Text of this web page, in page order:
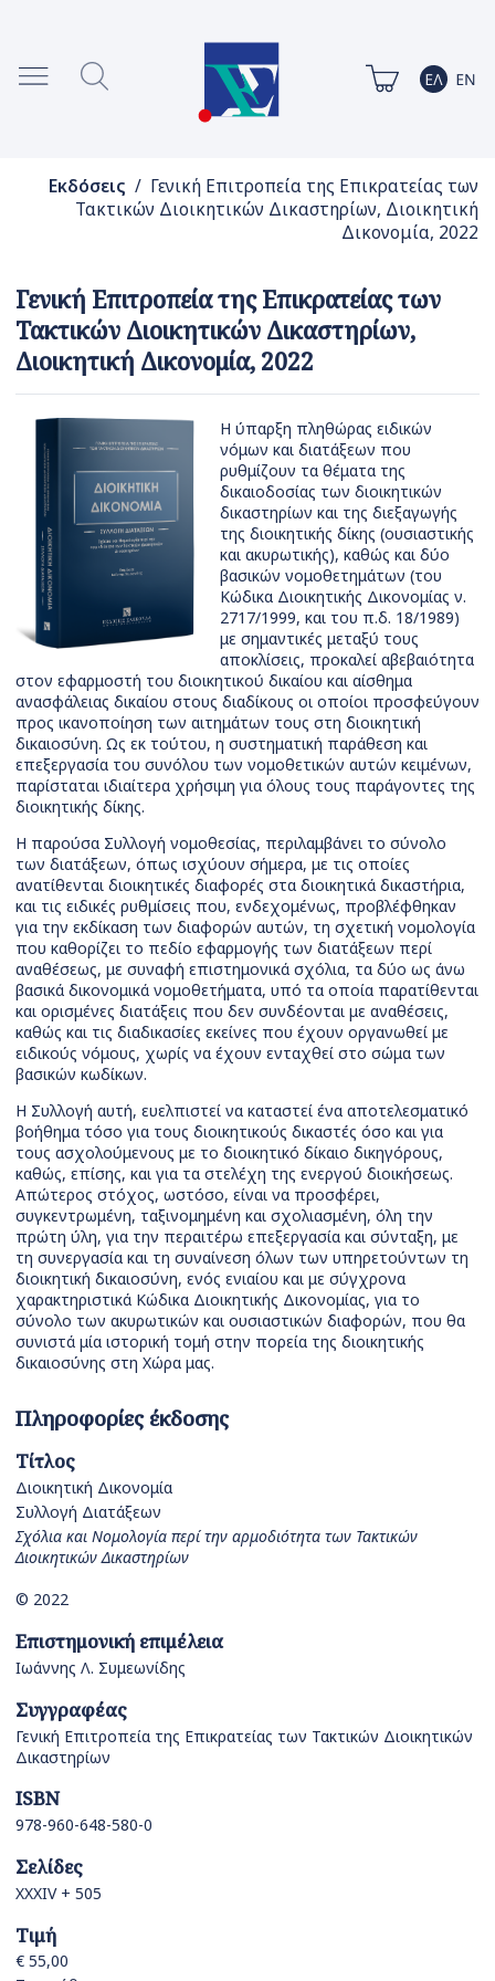
Εκδόσεις / Γενική Επιτροπεία της Επικρατείας των
Τακτικών Διοικητικών Δικαστηρίων, Διοικητική
Δικονομία, 2022
Γενική Επιτροπεία της Επικρατείας των
Τακτικών Διοικητικών Δικαστηρίων,
Διοικητική Δικονομία, 2022
Η ύπαρξη πληθώρας ειδικών
νόμων και διατάξεων που
ρυθμίζουν τα θέματα της
δικαιοδοσίας των διοικητικών
δικαστηρίων και της διεξαγωγής
της διοικητικής δίκης (ουσιαστικής
και ακυρωτικής), καθώς και δύο
βασικών νομοθετημάτων (του
Κώδικα Διοικητικής Δικονομίας ν.
2717/1999, και του π.δ. 18/1989)
με σημαντικές μεταξύ τους
αποκλίσεις, προκαλεί αβεβαιότητα
στον εφαρμοστή του διοικητικού δικαίου και αίσθημα
ανασφάλειας δικαίου στους διαδίκους οι οποίοι προσφεύγουν
προς ικανοποίηση των αιτημάτων τους στη διοικητική
δικαιοσύνη. Ως εκ τούτου, η συστηματική παράθεση και
επεξεργασία του συνόλου των νομοθετικών αυτών κειμένων,
παρίσταται ιδιαίτερα χρήσιμη για όλους τους παράγοντες της
διοικητικής δίκης.
Η παρούσα Συλλογή νομοθεσίας, περιλαμβάνει το σύνολο
των διατάξεων, όπως ισχύουν σήμερα, με τις οποίες
ανατίθενται διοικητικές διαφορές στα διοικητικά δικαστήρια,
και τις ειδικές ρυθμίσεις που, ενδεχομένως, προβλέφθηκαν
για την εκδίκαση των διαφορών αυτών, τη σχετική νομολογία
που καθορίζει το πεδίο εφαρμογής των διατάξεων περί
αναθέσεως, με συναφή επιστημονικά σχόλια, τα δύο ως άνω
βασικά δικονομικά νομοθετήματα, υπό τα οποία παρατίθενται
και ορισμένες διατάξεις που δεν συνδέονται με αναθέσεις,
καθώς και τις διαδικασίες εκείνες που έχουν οργανωθεί με
ειδικούς νόμους, χωρίς να έχουν ενταχθεί στο σώμα των
βασικών κωδίκων.
Η Συλλογή αυτή, ευελπιστεί να καταστεί ένα αποτελεσματικό
βοήθημα τόσο για τους διοικητικούς δικαστές όσο και για
τους ασχολούμενους με το διοικητικό δίκαιο δικηγόρους,
καθώς, επίσης, και για τα στελέχη της ενεργού διοικήσεως.
Απώτερος στόχος, ωστόσο, είναι να προσφέρει,
συγκεντρωμένη, ταξινομημένη και σχολιασμένη, όλη την
πρώτη ύλη, για την περαιτέρω επεξεργασία και σύνταξη, με
τη συνεργασία και τη συναίνεση όλων των υπηρετούντων τη
διοικητική δικαιοσύνη, ενός ενιαίου και με σύγχρονα
χαρακτηριστικά Κώδικα Διοικητικής Δικονομίας, για το
σύνολο των ακυρωτικών και ουσιαστικών διαφορών, που θα
συνιστά μία ιστορική τομή στην πορεία της διοικητικής
δικαιοσύνης στη Χώρα μας.
Πληροφορίες έκδοσης
Τίτλος
Διοικητική Δικονομία
Συλλογή Διατάξεων
Σχόλια και Νομολογία περί την αρμοδιότητα των Τακτικών
Διοικητικών Δικαστηρίων
© 2022
Επιστημονική επιμέλεια
Ιωάννης Λ. Συμεωνίδης
Συγγραφέας
Γενική Επιτροπεία της Επικρατείας των Τακτικών Διοικητικών
Δικαστηρίων
ISBN
978-960-648-580-0
Σελίδες
XXXIV + 505
Τιμή
€ 55,00